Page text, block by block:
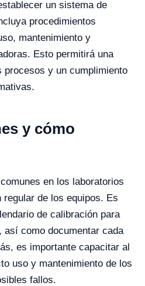
un sistema de
procedimientos
mantenimiento y
Esto permitirá una
procesos y un cumplimiento
y cómo
en los laboratorios
de los equipos. Es
de calibración para
así como documentar cada
es importante capacitar al
uso y mantenimiento de los
fallos.